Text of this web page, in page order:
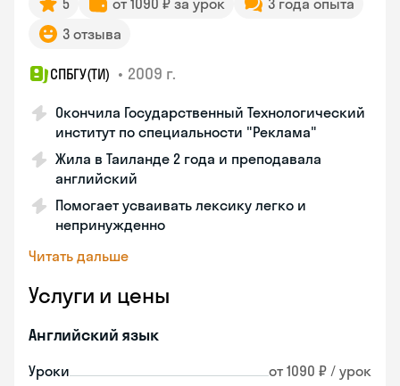
5 от 1090 ₽ за урок
3 года опыта
3 отзыва
СПБГУ(ТИ) • 2009 г.
Окончила Государственный Технологический
институт по специальности "Реклама"
Жила в Таиланде 2 года и преподавала
английский
Помогает усваивать лексику легко и
непринужденно
Читать дальше
Услуги и цены
Английский язык
Уроки от 1090 ₽ / урок